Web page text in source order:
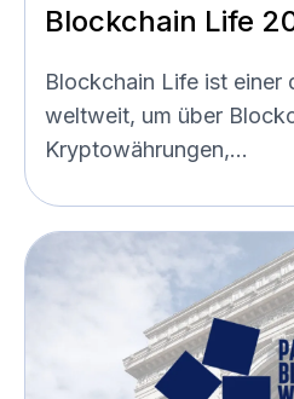
Blockchain Life
Blockchain Life ist einer
weltweit, um über
Kryptowährungen,...